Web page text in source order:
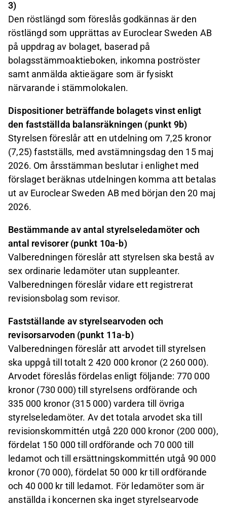
3)
Den röstlängd som föreslås godkännas är den
röstlängd som upprättas av Euroclear Sweden AB
på uppdrag av bolaget, baserad på
bolagsstämmoaktieboken, inkomna poströster
samt anmälda aktieägare som är fysiskt
närvarande i stämmolokalen.
Dispositioner beträffande bolagets vinst enligt
den fastställda balansräkningen (punkt 9b)
Styrelsen föreslår att en utdelning om 7,25 kronor
(7,25) fastställs, med avstämningsdag den 15 maj
2026. Om årsstämman beslutar i enlighet med
förslaget beräknas utdelningen komma att betalas
ut av Euroclear Sweden AB med början den 20 maj
2026.
Bestämmande av antal styrelseledamöter och
antal revisorer (punkt 10a-b)
Valberedningen föreslår att styrelsen ska bestå av
sex ordinarie ledamöter utan suppleanter.
Valberedningen föreslår vidare ett registrerat
revisionsbolag som revisor.
Fastställande av styrelsearvoden och
revisorsarvoden (punkt 11a-b)
Valberedningen föreslår att arvodet till styrelsen
ska uppgå till totalt 2 420 000 kronor (2 260 000).
Arvodet föreslås fördelas enligt följande: 770 000
kronor (730 000) till styrelsens ordförande och
335 000 kronor (315 000) vardera till övriga
styrelseledamöter. Av det totala arvodet ska till
revisionskommittén utgå 220 000 kronor (200 000),
fördelat 150 000 till ordförande och 70 000 till
ledamot och till ersättningskommittén utgå 90 000
kronor (70 000), fördelat 50 000 kr till ordförande
och 40 000 kr till ledamot. För ledamöter som är
anställda i koncernen ska inget styrelsearvode